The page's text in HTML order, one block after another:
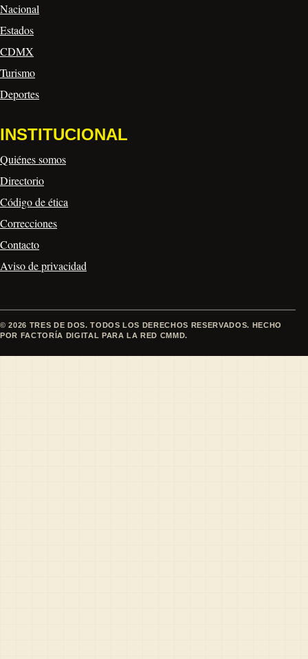
Nacional
Estados
CDMX
Turismo
Deportes
INSTITUCIONAL
Quiénes somos
Directorio
Código de ética
Correcciones
Contacto
Aviso de privacidad
© 2026 TRES DE DOS. TODOS LOS DERECHOS RESERVADOS. HECHO
POR FACTORÍA DIGITAL PARA LA RED CMMD.